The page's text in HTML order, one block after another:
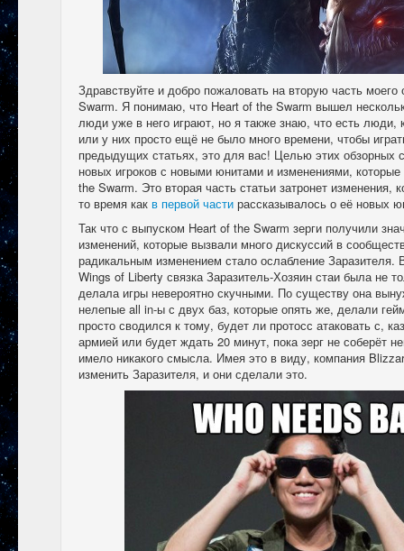
Здравствуйте и добро пожаловать на вторую часть моего
Swarm. Я понимаю, что Heart of the Swarm вышел
люди уже в него играют, но я также знаю, что есть люди,
или у них просто ещё не было много времени, чтобы
предыдущих статьях, это для вас! Целью этих обзорных
новых игроков с новыми юнитами и изменениями,
the Swarm. Это вторая часть статьи затронет изменения,
то время как в первой части рассказывалось о её новых
Так что с выпуском Heart of the Swarm зерги получили
изменений, которые вызвали много дискуссий в
радикальным изменением стало ослабление Заразителя.
Wings of Liberty связка Заразитель-Хозяин стаи была не
делала игры невероятно скучными. По существу она
нелепые all in-ы с двух баз, которые опять же, делали
просто сводился к тому, будет ли протосс атаковать с,
армией или будет ждать 20 минут, пока зерг не соберёт
имело никакого смысла. Имея это в виду, компания
изменить Заразителя, и они сделали это.